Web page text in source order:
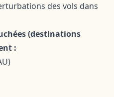
des vols dans
(destinations
: